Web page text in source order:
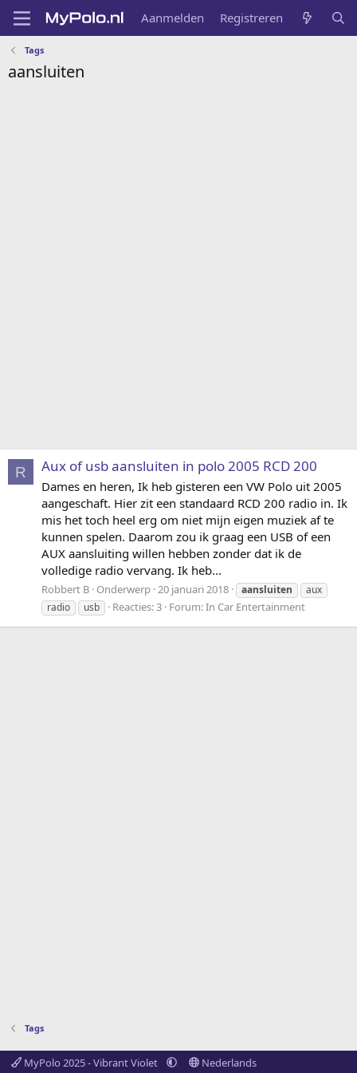
Aanmelden Registreren
Tags
aansluiten
R Aux of usb aansluiten in polo 2005 RCD 200
Dames en heren, Ik heb gisteren een VW Polo uit 2005
aangeschaft. Hier zit een standaard RCD 200 radio in. Ik
mis het toch heel erg om niet mijn eigen muziek af te
kunnen spelen. Daarom zou ik graag een USB of een
AUX aansluiting willen hebben zonder dat ik de
volledige radio vervang. Ik heb...
Robbert B Onderwerp 20 januari 2018 aansluiten
aux
radio
usb Reacties: 3 Forum:In Car Entertainment
Tags
MyPolo 2025 - Vibrant Violet Nederlands